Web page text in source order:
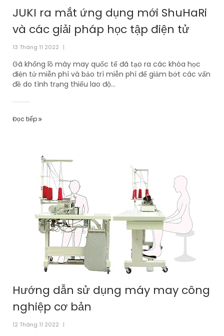
JUKI ra mắt ứng dụng mới ShuHaRi
và các giải pháp học tập điện tử
13 Tháng 11 2022
Gã khổng lồ máy may quốc tế đã tạo ra các khóa học
điện tử miễn phí và bảo trì miễn phí để giảm bớt các vấn
đề do tình trạng thiếu lao độ...
Đọc tiếp
Hướng dẫn sử dụng máy may công
nghiệp cơ bản
12 Tháng 11 2022